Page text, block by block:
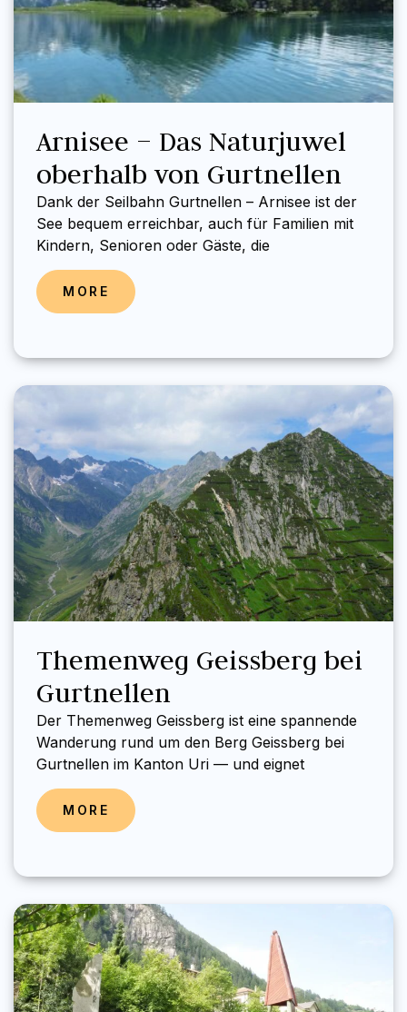
Arnisee – Das Naturjuwel
oberhalb von Gurtnellen
Dank der Seilbahn Gurtnellen – Arnisee ist der
See bequem erreichbar, auch für Familien mit
Kindern, Senioren oder Gäste, die
MORE
Themenweg Geissberg bei
Gurtnellen
Der Themenweg Geissberg ist eine spannende
Wanderung rund um den Berg Geissberg bei
Gurtnellen im Kanton Uri — und eignet
MORE